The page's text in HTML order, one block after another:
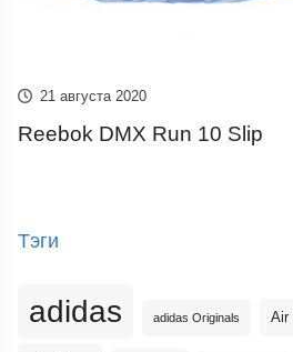
21 августа 2020
Reebok DMX Run 10 Slip
Тэги
adidas adidas Originals Air